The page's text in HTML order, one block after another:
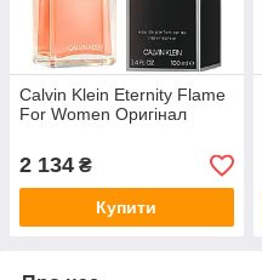
Calvin Klein Eternity Flame
For Women Оригінал
2 134 ₴
Купити